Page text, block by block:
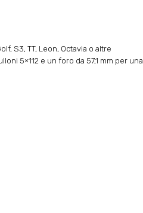
S3, TT, Leon, Octavia o altre
5×112 e un foro da 57,1 mm per una